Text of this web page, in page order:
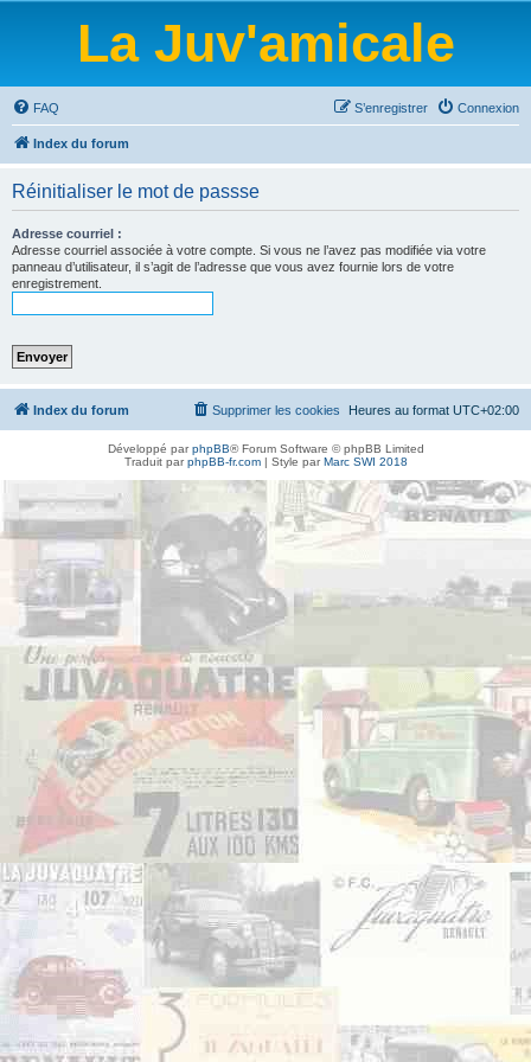
La Juv'amicale
FAQ Connexion
S’enregistrer
Index du forum
Réinitialiser le mot de passse
Adresse courriel :
Adresse courriel associée à votre compte. Si vous ne l’avez pas modifiée via votre
panneau d’utilisateur, il s’agit de l’adresse que vous avez fournie lors de votre
enregistrement.
Index du forum Heures au format UTC+02:00
Supprimer les cookies
Développé parphpBB® Forum Software © phpBB Limited
Traduit parphpBB-fr.com| Style parMarc SWI 2018